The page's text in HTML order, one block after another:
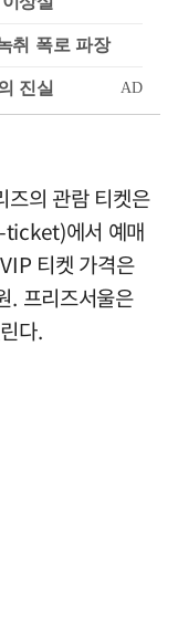
취 폭로 파장
즈의 관람 티켓은
에서 예매
티켓 가격은
. 프리즈서울은
다.